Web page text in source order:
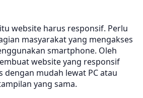
website harus responsif. Perlu
masyarakat yang mengakses
smartphone. Oleh
website yang responsif
dengan mudah lewat PC atau
yang sama.